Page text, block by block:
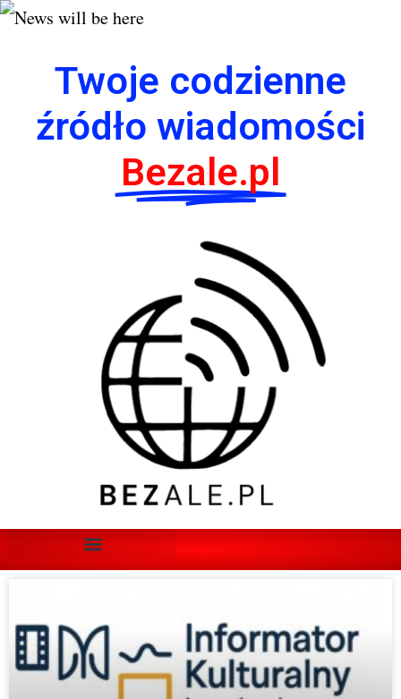
Twoje codzienne
źródło wiadomości
Bezale.pl